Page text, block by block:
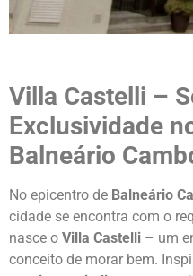
Villa Castelli –
Exclusividade
Balneário
No epicentro de Balneário
cidade se encontra com o
nasce o Villa Castelli – um
conceito de morar bem.